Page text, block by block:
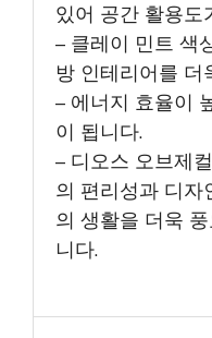
있어 공간 활용도
– 클레이 민트 색
방 인테리어를 더
– 에너지 효율이
이 됩니다.
– 디오스 오브제
의 편리성과 디자
의 생활을 더욱
니다.